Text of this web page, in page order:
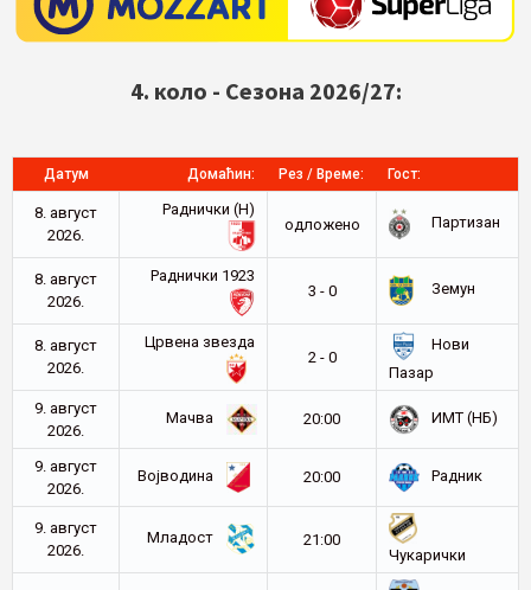
4. коло - Сезона 2026/27:
Датум Домаћин: Рез / Време: Гост:
8. август
2026.
Раднички (Н)
oдложено
Партизан
8. август
2026.
Раднички 1923
3 - 0
Земун
8. август
2026.
Црвена звезда
2 - 0
Нови
Пазар
9. август
2026.
Мачва 20:00 ИМТ (НБ)
9. август
2026.
Војводина 20:00 Радник
9. август
2026.
Младост
21:00
Чукарички